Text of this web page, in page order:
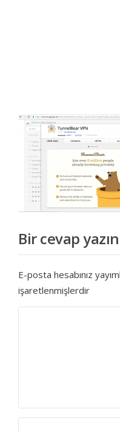
Bir cevap yazın
E-posta hesabınız
işaretlenmişlerdir